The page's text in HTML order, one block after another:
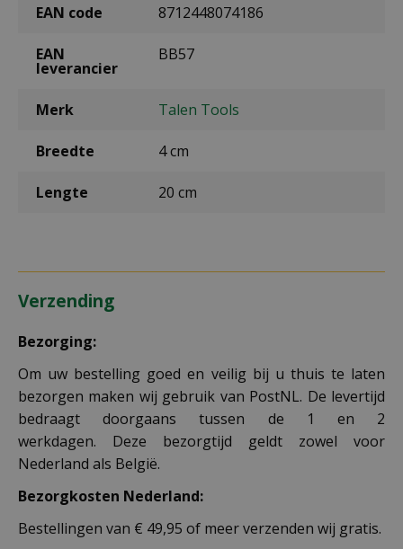
EAN code 8712448074186
EAN
leverancier
BB57
Merk Talen Tools
Breedte 4 cm
Lengte 20 cm
Verzending
Bezorging:
Om uw bestelling goed en veilig bij u thuis te laten
bezorgen maken wij gebruik van PostNL. De levertijd
bedraagt doorgaans tussen de 1 en 2
werkdagen. Deze bezorgtijd geldt zowel voor
Nederland als België.
Bezorgkosten Nederland:
Bestellingen van € 49,95 of meer verzenden wij gratis.